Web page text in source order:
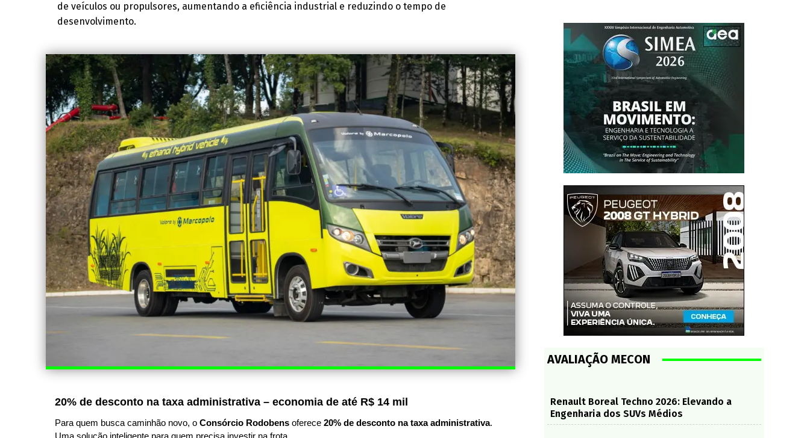
de veículos ou propulsores, aumentando a eficiência industrial e reduzindo o tempo de
desenvolvimento.
20% de desconto na taxa administrativa – economia de até R$ 14 mil
Para quem busca caminhão novo, o Consórcio Rodobens oferece 20% de desconto na taxa administrativa.
Uma solução inteligente para quem precisa investir na frota.
AVALIAÇÃO MECON
Renault Boreal Techno 2026: Elevando a
Engenharia dos SUVs Médios